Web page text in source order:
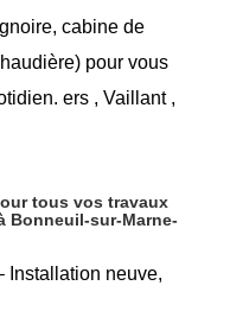
cabine de
pour vous
ers , Vaillant ,
tous vos travaux
Bonneuil-sur-Marne-
Installation neuve,